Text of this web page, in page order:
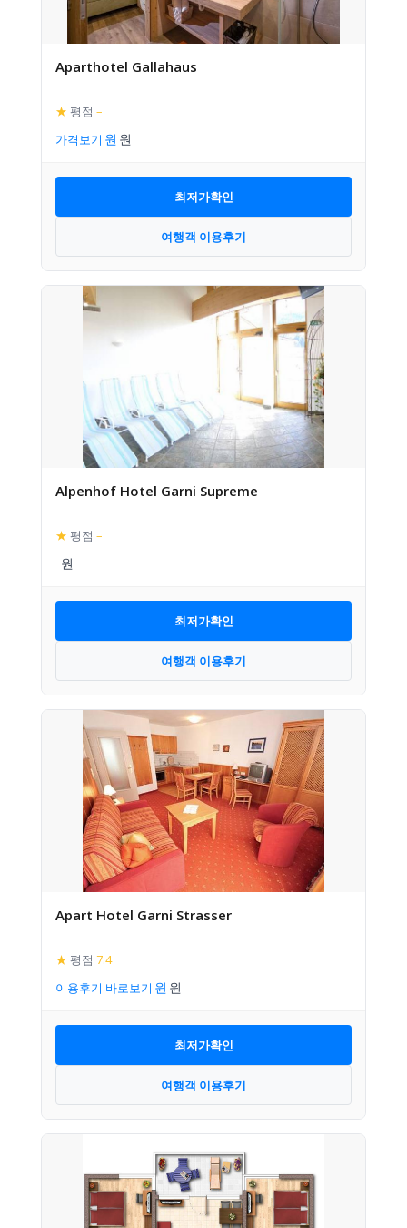
Aparthotel Gallahaus
★ 평점 –
가격보기
최저가확인
여행객 이용후기
Alpenhof Hotel Garni Supreme
★ 평점 –
최저가확인
여행객 이용후기
Apart Hotel Garni Strasser
★ 평점 7.4
이용후기 바로보기
최저가확인
여행객 이용후기